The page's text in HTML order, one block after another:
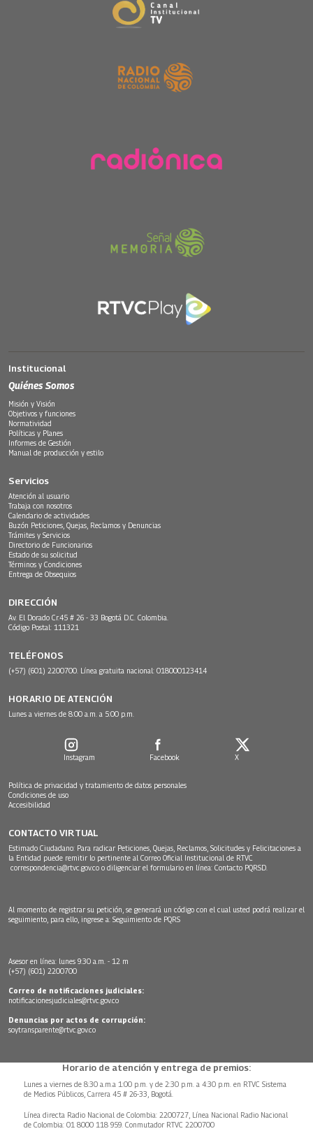
Institucional
Quiénes Somos
Misión y Visión
Objetivos y funciones
Normatividad
Políticas y Planes
Informes de Gestión
Manual de producción y estilo
Servicios
Atención al usuario
Trabaja con nosotros
Calendario de actividades
Buzón Peticiones, Quejas, Reclamos y Denuncias
Trámites y Servicios
Directorio de Funcionarios
Estado de su solicitud
Términos y Condiciones
Entrega de Obsequios
DIRECCIÓN
Av. El Dorado Cr.45 # 26 - 33 Bogotá D.C. Colombia.
Código Postal: 111321
TELÉFONOS
(+57) (601) 2200700. Línea gratuita nacional: 018000123414
HORARIO DE ATENCIÓN
Lunes a viernes de 8:00 a.m. a 5:00 p.m.
Instagram Facebook X
Política de privacidad y tratamiento de datos personales
Condiciones de uso
Accesibilidad
CONTACTO VIRTUAL
Estimado Ciudadano: Para radicar Peticiones, Quejas, Reclamos, Solicitudes y Felicitaciones a
la Entidad puede remitir lo pertinente al Correo Oficial Institucional de RTVC
correspondencia@rtvc.gov.co o diligenciar el formulario en línea: Contacto PQRSD.
Al momento de registrar su petición, se generará un código con el cual usted podrá realizar el
seguimiento, para ello, ingrese a: Seguimiento de PQRS
Asesor en línea: lunes 9:30 a.m. - 12 m
(+57) (601) 2200700
Correo de notificaciones judiciales:
notificacionesjudiciales@rtvc.gov.co
Denuncias por actos de corrupción:
soytransparente@rtvc.gov.co
Horario de atención y entrega de premios:
Lunes a viernes de 8:30 a.m.a 1:00 p.m. y de 2:30 p.m. a 4:30 p.m. en RTVC Sistema
de Medios Públicos, Carrera 45 # 26-33, Bogotá.
Línea directa Radio Nacional de Colombia: 2200727, Línea Nacional Radio Nacional
de Colombia: 01 8000 118 959. Conmutador RTVC 2200700